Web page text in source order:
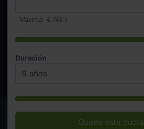
Máxima: 4.748 €
Duración
Quiero esta cuota